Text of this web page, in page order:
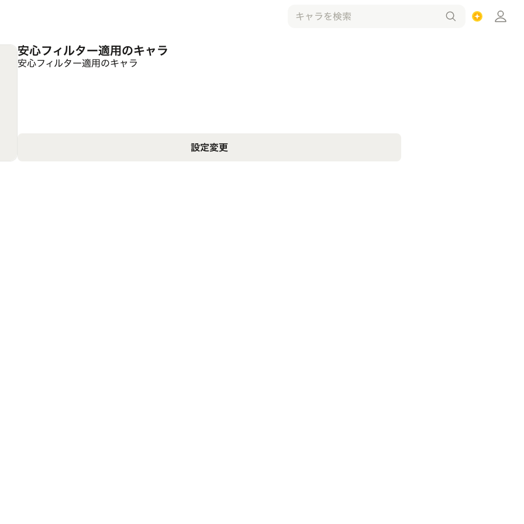
安心フィルター適用のキャラ
安心フィルター適用のキャラ
設定変更